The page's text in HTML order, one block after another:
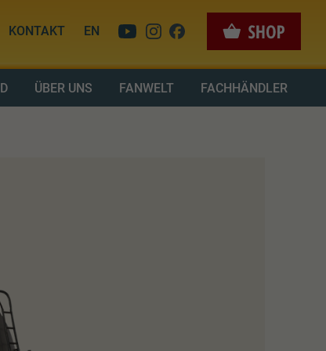
KONTAKT EN
ÜBER UNS FANWELT FACHHÄNDLER